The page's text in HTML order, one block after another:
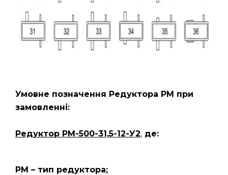
Умовне позначення Редуктора РМ при
замовленні:
Редуктор РМ-500-31,5-12-У2, де:
РМ – тип редуктора;